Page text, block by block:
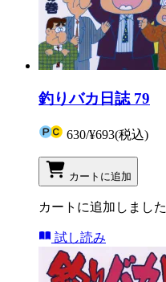
釣りバカ日誌 79
630/¥693(税込)
カートに追加
カートに追加しました
試し読み